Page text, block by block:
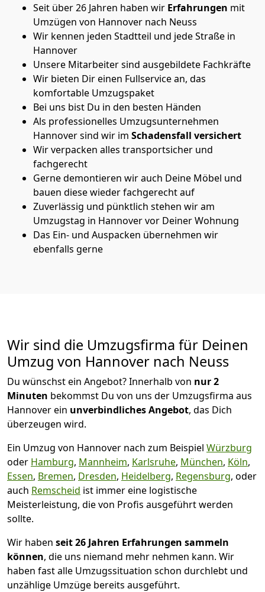
Seit über 26 Jahren haben wir Erfahrungen mit
Umzügen von Hannover nach Neuss
Wir kennen jeden Stadtteil und jede Straße in
Hannover
Unsere Mitarbeiter sind ausgebildete Fachkräfte
Wir bieten Dir einen Fullservice an, das
komfortable Umzugspaket
Bei uns bist Du in den besten Händen
Als professionelles Umzugsunternehmen
Hannover sind wir im Schadensfall versichert
Wir verpacken alles transportsicher und
fachgerecht
Gerne demontieren wir auch Deine Möbel und
bauen diese wieder fachgerecht auf
Zuverlässig und pünktlich stehen wir am
Umzugstag in Hannover vor Deiner Wohnung
Das Ein- und Auspacken übernehmen wir
ebenfalls gerne
Wir sind die Umzugsfirma für Deinen
Umzug von Hannover nach Neuss
Du wünschst ein Angebot? Innerhalb von nur 2
Minuten bekommst Du von uns der Umzugsfirma aus
Hannover ein unverbindliches Angebot, das Dich
überzeugen wird.
Ein Umzug von Hannover nach zum Beispiel Würzburg
oder Hamburg, Mannheim, Karlsruhe, München, Köln,
Essen, Bremen, Dresden, Heidelberg, Regensburg, oder
auch Remscheid ist immer eine logistische
Meisterleistung, die von Profis ausgeführt werden
sollte.
Wir haben seit26 Jahren Erfahrungen sammeln
können, die uns niemand mehr nehmen kann. Wir
haben fast alle Umzugssituation schon durchlebt und
unzählige Umzüge bereits ausgeführt.